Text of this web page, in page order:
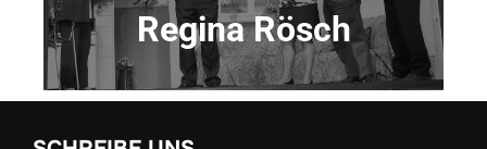
Regina Rösch